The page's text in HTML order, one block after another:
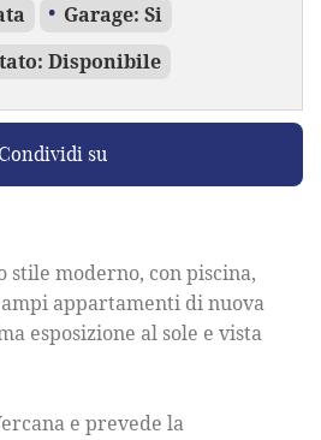
Garage: Si
Disponibile
Condividi su
stile moderno, con piscina,
appartamenti di nuova
esposizione al sole e vista
e prevede la